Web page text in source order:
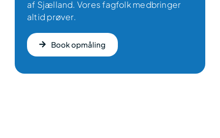
af Sjælland. Vores fagfolk medbringer
altid prøver.
Book opmåling